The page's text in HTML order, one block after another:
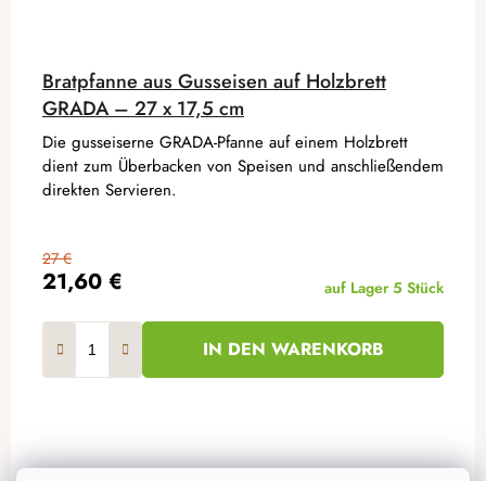
Bratpfanne aus Gusseisen auf Holzbrett
GRADA – 27 x 17,5 cm
21,60 €
27 €
auf Lager 5 Stück
IN DEN WARENKORB
Die gusseiserne GRADA-Pfanne auf einem Holzbrett
dient zum Überbacken von Speisen und anschließendem
direkten Servieren.